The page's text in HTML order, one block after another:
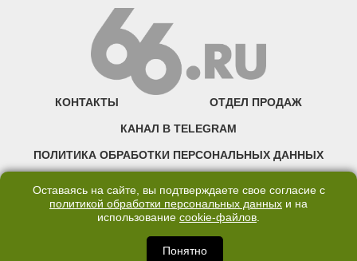
КОНТАКТЫ ОТДЕЛ ПРОДАЖ
КАНАЛ В TELEGRAM
ПОЛИТИКА ОБРАБОТКИ ПЕРСОНАЛЬНЫХ ДАННЫХ
©2007—2025 66.RU. Воспроизведение, сообщение, доведение до всеобщего
правообладателя запрещено. Сетевое издание «Современный портал
Екатеринбурга — «66.ru» (18+) зарегистрировано Федеральной службой по
Оставаясь на сайте, вы подтверждаете свое согласие с
политикой обработки персональных данных и на
использование cookie-файлов.
Понятно